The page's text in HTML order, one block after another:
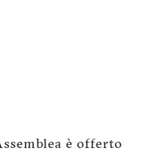
è offerto